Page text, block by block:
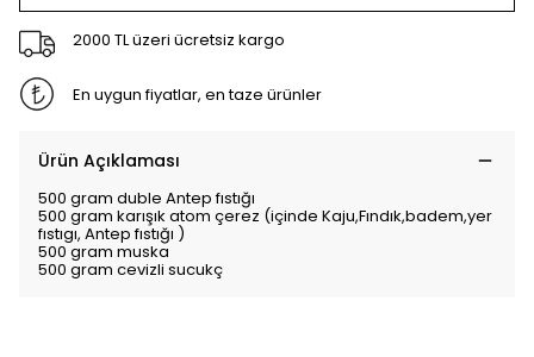
2000 TL üzeri ücretsiz kargo
En uygun fiyatlar, en taze ürünler
Ürün Açıklaması
500 gram duble Antep fıstığı
500 gram karışık atom çerez (içinde Kaju,Fındık,badem,yer
fıstıgı, Antep fıstığı )
500 gram muska
500 gram cevizli sucukç